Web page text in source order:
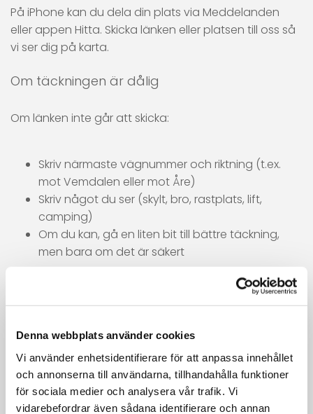
Denna webbplats använder cookies
Vi använder enhetsidentifierare för att anpassa innehållet
och annonserna till användarna, tillhandahålla funktioner
för sociala medier och analysera vår trafik. Vi
vidarebefordrar även sådana identifierare och annan
På iPhone kan du dela din plats via Meddelanden
eller appen Hitta. Skicka länken eller platsen till oss så
vi ser dig på karta.
Om täckningen är dålig
Om länken inte går att skicka:
Skriv närmaste vägnummer och riktning (t.ex.
mot Vemdalen eller mot Åre)
Skriv något du ser (skylt, bro, rastplats, lift,
camping)
Om du kan, gå en liten bit till bättre täckning,
men bara om det är säkert
UPPGIFTER SOM GÖR ATT VI
KAN KÖRA DIREKT
dela din live position (länken)
registreringsnummer